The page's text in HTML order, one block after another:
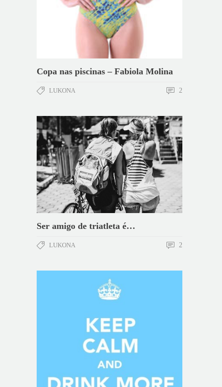
Copa nas piscinas – Fabiola Molina
LUKONA 2
Ser amigo de triatleta é…
LUKONA 2